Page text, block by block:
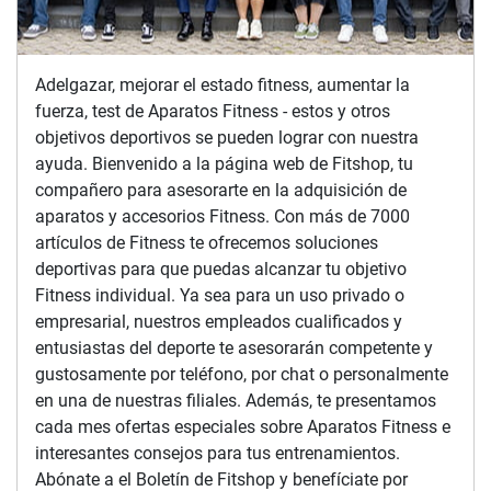
Adelgazar, mejorar el estado fitness, aumentar la
fuerza, test de Aparatos Fitness - estos y otros
objetivos deportivos se pueden lograr con nuestra
ayuda. Bienvenido a la página web de Fitshop, tu
compañero para asesorarte en la adquisición de
aparatos y accesorios Fitness. Con más de 7000
artículos de Fitness te ofrecemos soluciones
deportivas para que puedas alcanzar tu objetivo
Fitness individual. Ya sea para un uso privado o
empresarial, nuestros empleados cualificados y
entusiastas del deporte te asesorarán competente y
gustosamente por teléfono, por chat o personalmente
en una de nuestras filiales. Además, te presentamos
cada mes ofertas especiales sobre Aparatos Fitness e
interesantes consejos para tus entrenamientos.
Abónate a el Boletín de Fitshop y benefíciate por